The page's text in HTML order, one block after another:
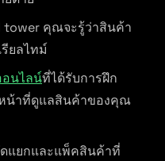
tower คุณจะรู้ว่าสินค้า
ยลไทม์
นไลน์ที่ได้รับการฝึก
น้าที่ดูแลสินค้าของคุณ
แยกและแพ็คสินค้าที่